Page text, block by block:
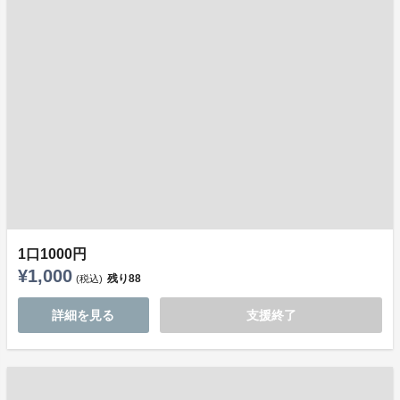
1口1000円
¥1,000 (税込) 残り88
詳細を見る 支援終了